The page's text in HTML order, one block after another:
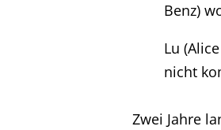
Benz)
Lu
nicht
Zwei Jahre